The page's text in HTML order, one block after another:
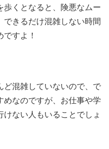
歩くとなると、険悪なムー
できるだけ混雑しない時間
すよ！
ど混雑していないので、で
めなのですが、お仕事や学
ない人もいることでしょ